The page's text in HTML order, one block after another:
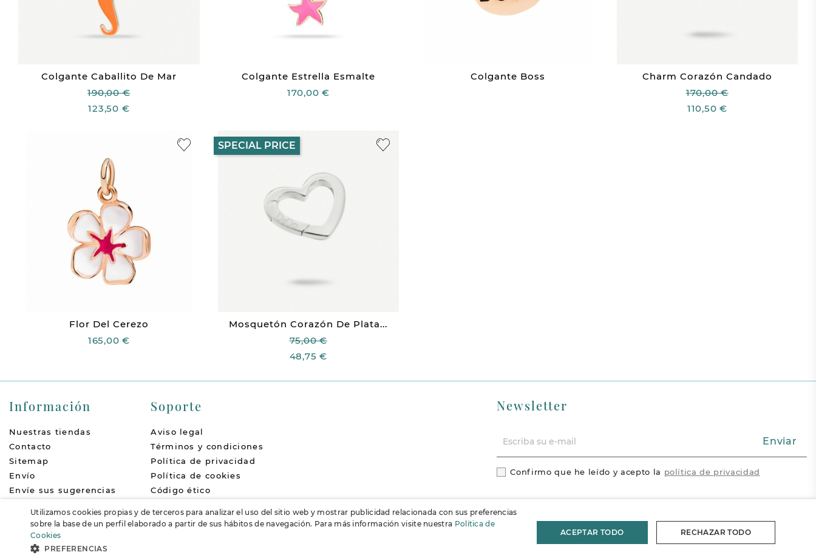
Colgante Caballito De Mar
190,00 €
123,50 €
Colgante Estrella Esmalte
170,00 €
Colgante Boss
Charm Corazón Candado
170,00 €
110,50 €
Flor Del Cerezo
165,00 €
Mosquetón Corazón De Plata...
75,00 €
48,75 €
SPECIAL PRICE
Información
Nuestras tiendas
Contacto
Sitemap
Envío
Envíe sus sugerencias
Accesibilidad
Soporte
Aviso legal
Términos y condiciones
Política de privacidad
Política de cookies
Código ético
FAQs
Newsletter
Enviar
Confirmo que he leído y acepto la política de privacidad
Utilizamos cookies propias y de terceros para analizar el uso del sitio web y mostrar publicidad relacionada con sus preferencias
sobre la base de un perfil elaborado a partir de sus hábitos de navegación. Para más información visite nuestra Política de
Cookies
PREFERENCIAS
ACEPTAR TODO RECHAZAR TODO